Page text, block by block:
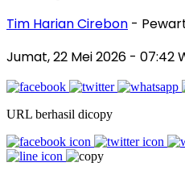
Tim Harian Cirebon -
Jumat, 22 Mei 2026 - 07:42
URL berhasil dicopy